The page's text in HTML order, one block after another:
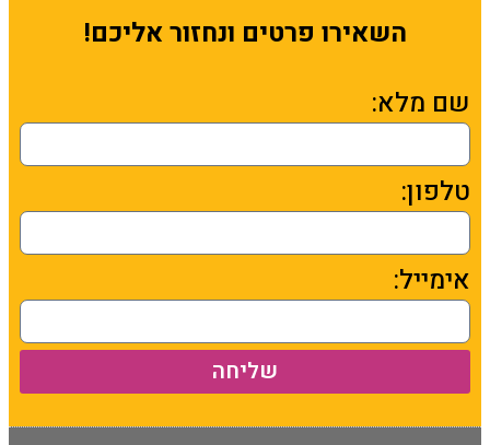
השאירו פרטים ונחזור אליכם!
שם מלא:
טלפון:
אימייל:
שליחה